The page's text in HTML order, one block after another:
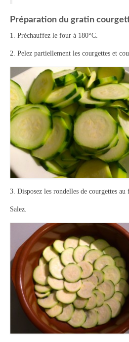
Bavarois Charlottes
Cakes Cheesecakes
Caramel Compotes
Clafoutis Crèmes Flans
Crumbles Gâteaux secs
Friandises Mignardises
Gâteaux Tartes
Panna cotta Tiramisu
Sauces
Boissons
Sans alcool
Cocktails
A propos
Accueil
Préparation du gratin
1. Préchauffez le four à 180°C.
2. Pelez partiellement les courgettes et
3. Disposez les rondelles de courgettes
Salez.